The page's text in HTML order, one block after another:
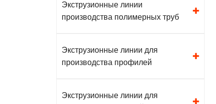
Экструзионные линии
производства полимерных труб
Экструзионные линии для
производства профилей
Экструзионные линии для